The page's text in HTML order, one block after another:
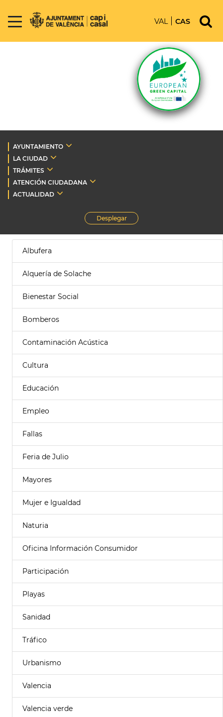
VAL CAS
AYUNTAMIENTO
LA CIUDAD
TRÁMITES
ATENCIÓN CIUDADANA
ACTUALIDAD
Desplegar
Albufera
Alquería de Solache
Bienestar Social
Bomberos
Contaminación Acústica
Cultura
Educación
Empleo
Fallas
Feria de Julio
Mayores
Mujer e Igualdad
Naturia
Oficina Información Consumidor
Participación
Playas
Sanidad
Tráfico
Urbanismo
Valencia
Valencia verde